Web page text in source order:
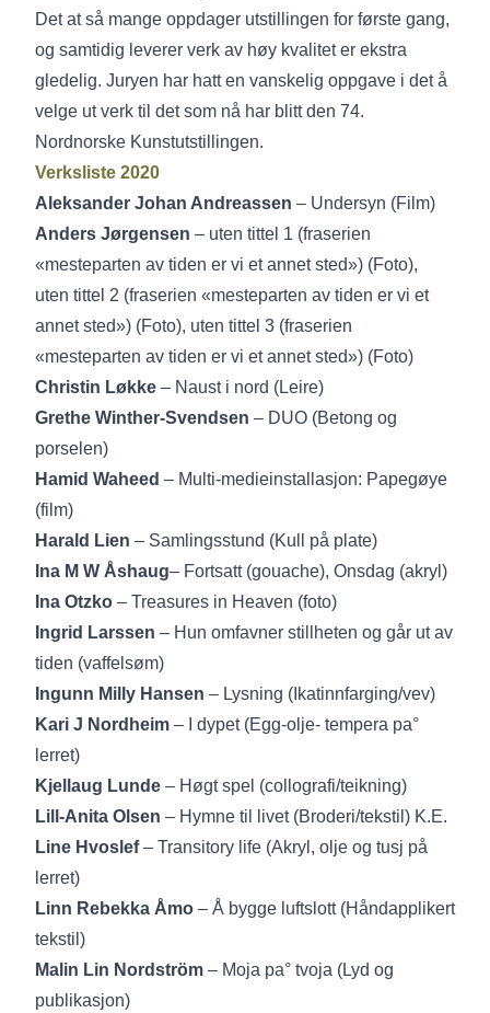
Det at så mange oppdager utstillingen for første gang,
og samtidig leverer verk av høy kvalitet er ekstra
gledelig. Juryen har hatt en vanskelig oppgave i det å
velge ut verk til det som nå har blitt den 74.
Nordnorske Kunstutstillingen.
Verksliste 2020
Aleksander Johan Andreassen – Undersyn (Film)
Anders Jørgensen – uten tittel 1 (fraserien
«mesteparten av tiden er vi et annet sted») (Foto),
uten tittel 2 (fraserien «mesteparten av tiden er vi et
annet sted») (Foto), uten tittel 3 (fraserien
«mesteparten av tiden er vi et annet sted») (Foto)
Christin Løkke – Naust i nord (Leire)
Grethe Winther-Svendsen – DUO (Betong og
porselen)
Hamid Waheed – Multi-medieinstallasjon: Papegøye
(film)
Harald Lien – Samlingsstund (Kull på plate)
Ina M W Åshaug– Fortsatt (gouache), Onsdag (akryl)
Ina Otzko – Treasures in Heaven (foto)
Ingrid Larssen – Hun omfavner stillheten og går ut av
tiden (vaffelsøm)
Ingunn Milly Hansen – Lysning (Ikatinnfarging/vev)
Kari J Nordheim – I dypet (Egg-olje- tempera pa°
lerret)
Kjellaug Lunde – Høgt spel (collografi/teikning)
Lill-Anita Olsen – Hymne til livet (Broderi/tekstil) K.E.
Line Hvoslef– Transitory life (Akryl, olje og tusj på
lerret)
Linn Rebekka Åmo – Å bygge luftslott (Håndapplikert
tekstil)
Malin Lin Nordström – Moja pa° tvoja (Lyd og
publikasjon)